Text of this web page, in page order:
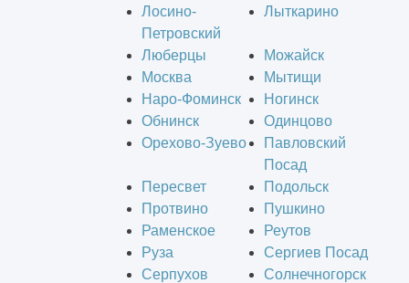
Лосино-
Петровский
Лыткарино
Люберцы
Можайск
Москва
Мытищи
Наро-Фоминск
Ногинск
Обнинск
Одинцово
Орехово-Зуево
Павловский
Посад
Пересвет
Подольск
Протвино
Пушкино
Раменское
Реутов
Руза
Сергиев Посад
Серпухов
Солнечногорск